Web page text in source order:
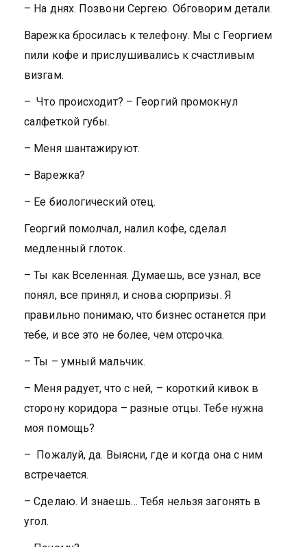
– На днях. Позвони Сергею. Обговорим детали.
Варежка бросилась к телефону. Мы с Георгием
пили кофе и прислушивались к счастливым
визгам.
– Что происходит? – Георгий промокнул
салфеткой губы.
– Меня шантажируют.
– Варежка?
– Ее биологический отец.
Георгий помолчал, налил кофе, сделал
медленный глоток.
– Ты как Вселенная. Думаешь, все узнал, все
понял, все принял, и снова сюрпризы. Я
правильно понимаю, что бизнес останется при
тебе, и все это не более, чем отсрочка.
– Ты – умный мальчик.
– Меня радует, что с ней, – короткий кивок в
сторону коридора – разные отцы. Тебе нужна
моя помощь?
– Пожалуй, да. Выясни, где и когда она с ним
встречается.
– Сделаю. И знаешь… Тебя нельзя загонять в
угол.